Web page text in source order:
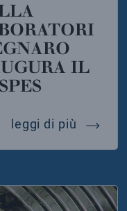
IL
leggi di più dalle